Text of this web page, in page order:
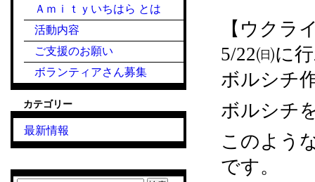
【ウクラ
5/22㈰に
ボルシチ
ボルシチ
このよう
です。
Ａｍｉｔｙいちはら とは
活動内容
ご支援のお願い
ボランティアさん募集
カテゴリー
最新情報